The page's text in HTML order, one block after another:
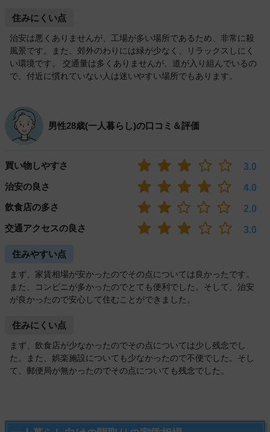
住みにくい点
治安は悪くありませんが、工場が多い場所であるため、非常に殺
風景です。また、郊外のわりには緑が少なく、リラックスしにく
い環境です。 交通量は多くありませんが、道が入り組んでいるの
で、付近に慣れていない人は迷いやすい場所でもあります。
男性28歳(一人暮らし)の口コミ＆評価
買い物しやすさ
3.0
治安の良さ
4.0
飲食店の多さ
2.0
交通アクセスの良さ
3.0
住みやすい点
まず、家賃相場が安かったのでその点については良かったです。
また、コンビニが多かったのでとても便利でした。そして、治安
が良かったので安心して住むことができました。
住みにくい点
まず、飲食店が少なかったのでその点については少し残念でし
た。また、娯楽施設についても少なかったので不便でした。そし
て、郵便局が無かったのでその点についても残念でした。